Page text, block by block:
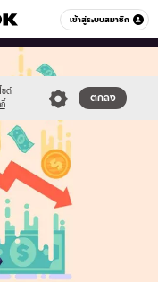
เข้าสู่ระบบสมาชิก
หมวดอื่นๆ
ซต์
ตกลง